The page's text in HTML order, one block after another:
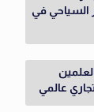
السياحي في
عالمي